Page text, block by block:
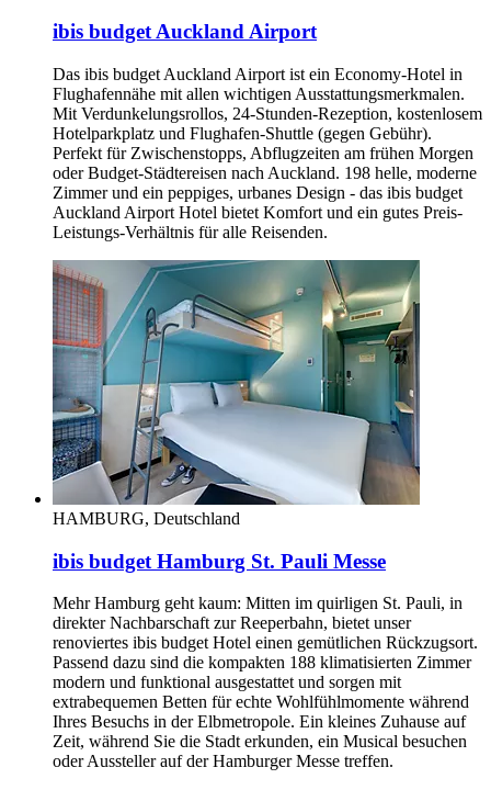
ibis budget Auckland Airport
Das ibis budget Auckland Airport ist ein Economy-Hotel in
Flughafennähe mit allen wichtigen Ausstattungsmerkmalen.
Mit Verdunkelungsrollos, 24-Stunden-Rezeption, kostenlosem
Hotelparkplatz und Flughafen-Shuttle (gegen Gebühr).
Perfekt für Zwischenstopps, Abflugzeiten am frühen Morgen
oder Budget-Städtereisen nach Auckland. 198 helle, moderne
Zimmer und ein peppiges, urbanes Design - das ibis budget
Auckland Airport Hotel bietet Komfort und ein gutes Preis-
Leistungs-Verhältnis für alle Reisenden.
HAMBURG, Deutschland
ibis budget Hamburg St. Pauli Messe
Mehr Hamburg geht kaum: Mitten im quirligen St. Pauli, in
direkter Nachbarschaft zur Reeperbahn, bietet unser
renoviertes ibis budget Hotel einen gemütlichen Rückzugsort.
Passend dazu sind die kompakten 188 klimatisierten Zimmer
modern und funktional ausgestattet und sorgen mit
extrabequemen Betten für echte Wohlfühlmomente während
Ihres Besuchs in der Elbmetropole. Ein kleines Zuhause auf
Zeit, während Sie die Stadt erkunden, ein Musical besuchen
oder Aussteller auf der Hamburger Messe treffen.